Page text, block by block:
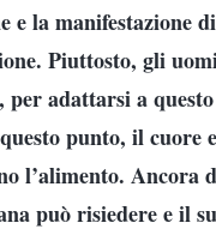
e la manifestazione
Piuttosto, gli
adattarsi a
punto, il
l’alimento.
può risiedere e il